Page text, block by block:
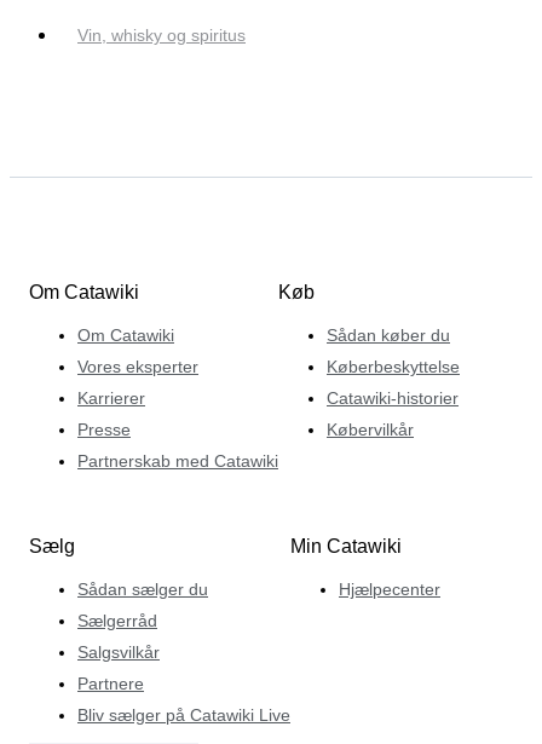
Vin, whisky og spiritus
Om Catawiki
Om Catawiki
Vores eksperter
Karrierer
Presse
Partnerskab med Catawiki
Køb
Sådan køber du
Køberbeskyttelse
Catawiki-historier
Købervilkår
Sælg
Sådan sælger du
Sælgerråd
Salgsvilkår
Partnere
Bliv sælger på Catawiki Live
Min Catawiki
Hjælpecenter